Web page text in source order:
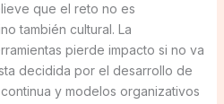
que el reto no es
también cultural. La
pierde impacto si no va
decidida por el desarrollo de
y modelos organizativos